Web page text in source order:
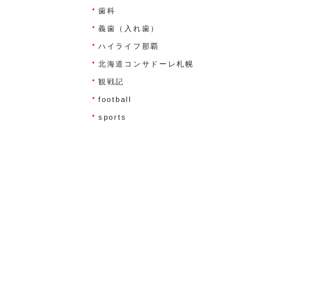
歯科
義歯（入れ歯）
ハイライフ那覇
北海道コンサドーレ札幌
観戦記
football
sports